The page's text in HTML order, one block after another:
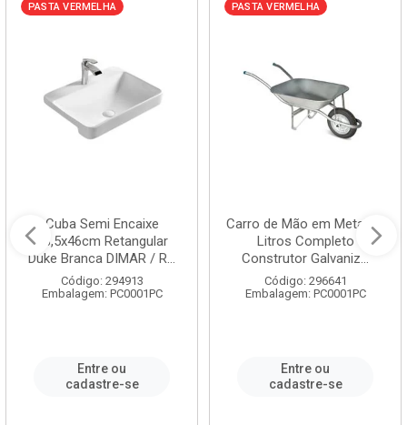
PASTA VERMELHA
Cuba Semi Encaixe
58,5x46cm Retangular
Duke Branca DIMAR / R...
Código: 294913
Embalagem: PC0001PC
Entre ou
cadastre-se
PASTA VERMELHA
Carro de Mão em Metal 60
Litros Completo
Construtor Galvaniz...
Código: 296641
Embalagem: PC0001PC
Entre ou
cadastre-se